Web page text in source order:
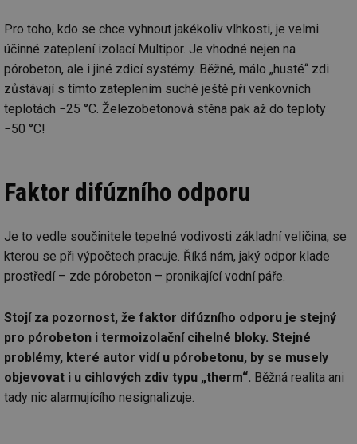
Pro toho, kdo se chce vyhnout jakékoliv vlhkosti, je velmi
účinné zateplení izolací Multipor. Je vhodné nejen na
pórobeton, ale i jiné zdicí systémy. Běžné, málo „husté“ zdi
zůstávají s tímto zateplením suché ještě při venkovních
teplotách −25 °C. Železobetonová stěna pak až do teploty
−50 °C!
Faktor difúzního odporu
Je to vedle součinitele tepelné vodivosti základní veličina, se
kterou se při výpočtech pracuje. Říká nám, jaký odpor klade
prostředí – zde pórobeton – pronikající vodní páře.
Stojí za pozornost, že faktor difúzního odporu je stejný
pro pórobeton i termoizolační cihelné bloky. Stejné
problémy, které autor vidí u pórobetonu, by se musely
objevovat i u cihlových zdiv typu „therm“. Běžná realita ani
tady nic alarmujícího nesignalizuje.